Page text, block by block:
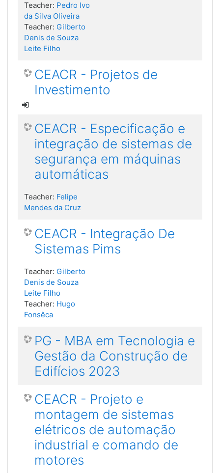
Teacher: Pedro Ivo
da Silva Oliveira
Teacher: Gilberto
Denis de Souza
Leite Filho
CEACR - Projetos de
Investimento
CEACR - Especificação e
integração de sistemas de
segurança em máquinas
automáticas
Teacher: Felipe
Mendes da Cruz
CEACR - Integração De
Sistemas Pims
Teacher: Gilberto
Denis de Souza
Leite Filho
Teacher: Hugo
Fonsêca
PG - MBA em Tecnologia e
Gestão da Construção de
Edifícios 2023
CEACR - Projeto e
montagem de sistemas
elétricos de automação
industrial e comando de
motores